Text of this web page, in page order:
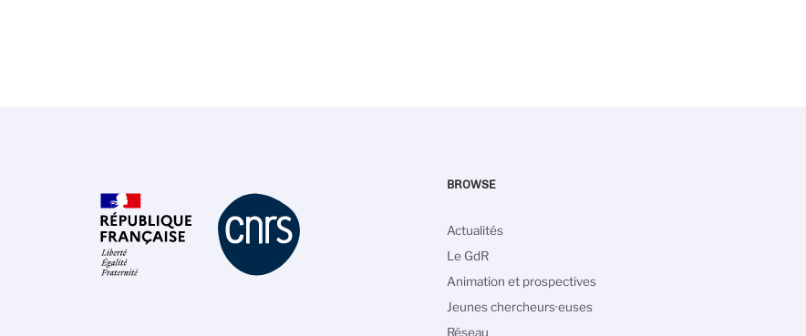
BROWSE
Navigation
principale
Actualités
Le GdR
Animation et prospectives
Jeunes chercheurs·euses
Réseau